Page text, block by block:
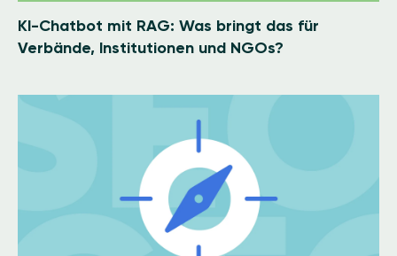
KI-Chatbot mit RAG: Was bringt das für
Verbände, Institutionen und NGOs?